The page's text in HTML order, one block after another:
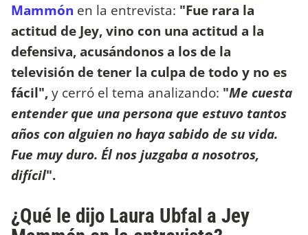
Mammón en la entrevista: "Fue rara la
actitud de Jey, vino con una actitud a la
defensiva, acusándonos a los de la
televisión de tener la culpa de todo y no es
fácil",y cerró el tema analizando: "Me cuesta
entender que una persona que estuvo tantos
años con alguien no haya sabido de su vida.
Fue muy duro. Él nos juzgaba a nosotros,
difícil".
¿Qué le dijo Laura Ubfal a Jey